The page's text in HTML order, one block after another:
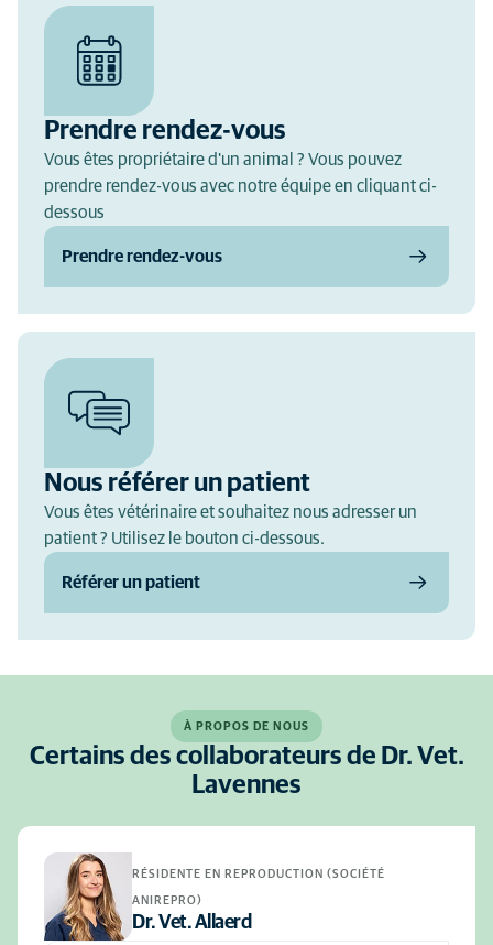
Prendre rendez-vous
Vous êtes propriétaire d'un animal ? Vous pouvez
prendre rendez-vous avec notre équipe en cliquant ci-
dessous
Prendre rendez-vous
Nous référer un patient
Vous êtes vétérinaire et souhaitez nous adresser un
patient ? Utilisez le bouton ci-dessous.
Référer un patient
À PROPOS DE NOUS
Certains des collaborateurs de Dr. Vet.
Lavennes
RÉSIDENTE EN REPRODUCTION (SOCIÉTÉ
ANIREPRO)
Dr. Vet. Allaerd